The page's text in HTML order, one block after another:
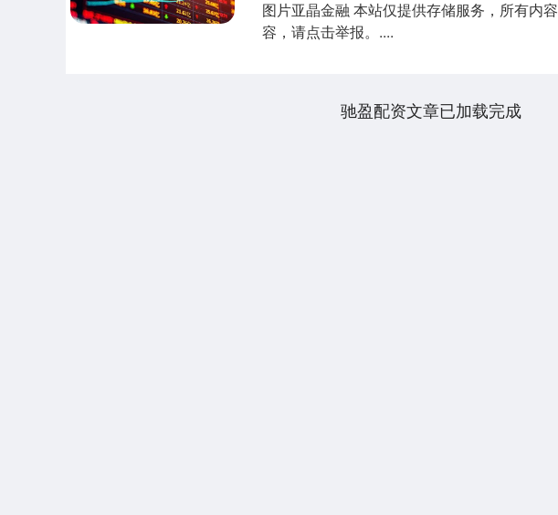
图片亚晶金融 本站仅提供存储服务，所有内
容，请点击举报。....
驰盈配资文章已加载完成